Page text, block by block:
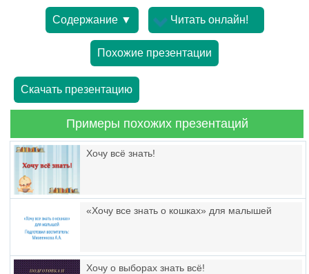
Содержание ▼ Читать онлайн!
Похожие презентации
Скачать презентацию
Примеры похожих презентаций
Хочу всё знать!
«Хочу все знать о кошках» для малышей
Хочу о выборах знать всё!